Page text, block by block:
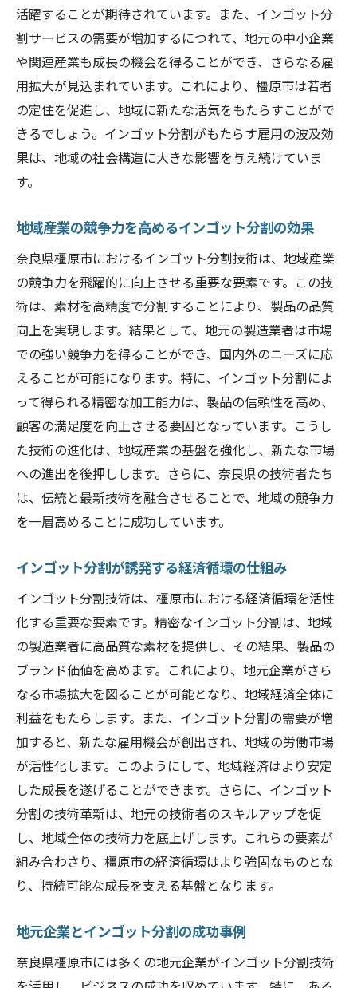
活躍することが期待されています。また、インゴット分
割サービスの需要が増加するにつれて、地元の中小企業
や関連産業も成長の機会を得ることができ、さらなる雇
用拡大が見込まれています。これにより、橿原市は若者
の定住を促進し、地域に新たな活気をもたらすことがで
きるでしょう。インゴット分割がもたらす雇用の波及効
果は、地域の社会構造に大きな影響を与え続けていま
す。
地域産業の競争力を高めるインゴット分割の効果
奈良県橿原市におけるインゴット分割技術は、地域産業
の競争力を飛躍的に向上させる重要な要素です。この技
術は、素材を高精度で分割することにより、製品の品質
向上を実現します。結果として、地元の製造業者は市場
での強い競争力を得ることができ、国内外のニーズに応
えることが可能になります。特に、インゴット分割によ
って得られる精密な加工能力は、製品の信頼性を高め、
顧客の満足度を向上させる要因となっています。こうし
た技術の進化は、地域産業の基盤を強化し、新たな市場
への進出を後押しします。さらに、奈良県の技術者たち
は、伝統と最新技術を融合させることで、地域の競争力
を一層高めることに成功しています。
インゴット分割が誘発する経済循環の仕組み
インゴット分割技術は、橿原市における経済循環を活性
化する重要な要素です。精密なインゴット分割は、地域
の製造業者に高品質な素材を提供し、その結果、製品の
ブランド価値を高めます。これにより、地元企業がさら
なる市場拡大を図ることが可能となり、地域経済全体に
利益をもたらします。また、インゴット分割の需要が増
加すると、新たな雇用機会が創出され、地域の労働市場
が活性化します。このようにして、地域経済はより安定
した成長を遂げることができます。さらに、インゴット
分割の技術革新は、地元の技術者のスキルアップを促
し、地域全体の技術力を底上げします。これらの要素が
組み合わさり、橿原市の経済循環はより強固なものとな
り、持続可能な成長を支える基盤となります。
地元企業とインゴット分割の成功事例
奈良県橿原市には多くの地元企業がインゴット分割技術